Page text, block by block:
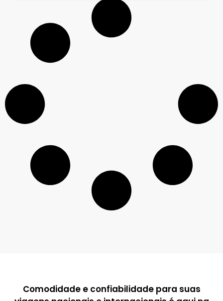
Comodidade e confiabilidade para suas